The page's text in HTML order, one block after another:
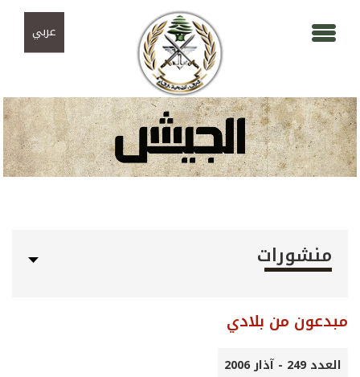
عربي
منشورات
مبدعون من بلادي
العدد 249 - آذار 2006